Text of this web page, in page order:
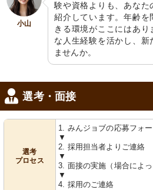
小山
験や資格よりも、あなた
紹介しています。年齢
きる環境がここにはあ
な人生経験を活かし、新
ませんか。
選考・面接
選考
プロセス
1. みんジョブの応募フォ
▼
2. 採用担当者よりご連絡
▼
3. 面接の実施（場合によっ
▼
4. 採用のご連絡